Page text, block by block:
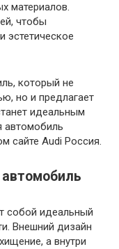
материалов.
чтобы
эстетическое
который не
но и предлагает
идеальным
автомобиль
сайте Audi Россия.
собой идеальный
Внешний дизайн
а внутри